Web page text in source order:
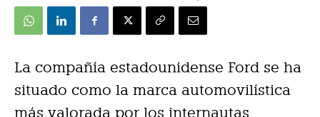
La compañía estadounidense Ford se ha
situado como la marca automovilística
más valorada por los internautas